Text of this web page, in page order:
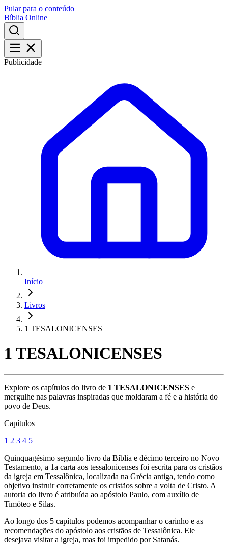
Pular para o conteúdo
Bíblia Online
Publicidade
Início
Livros
1 TESALONICENSES
1 TESALONICENSES
Explore os capítulos do livro de 1 TESALONICENSES e
mergulhe nas palavras inspiradas que moldaram a fé e a história do
povo de Deus.
Capítulos
1 2 3 4 5
Quinquagésimo segundo livro da Bíblia e décimo terceiro no Novo
Testamento, a 1a carta aos tessalonicenses foi escrita para os cristãos
da igreja em Tessalônica, localizada na Grécia antiga, tendo como
objetivo instruir corretamente os cristãos sobre a volta de Cristo. A
autoria do livro é atribuída ao apóstolo Paulo, com auxílio de
Timóteo e Silas.
Ao longo dos 5 capítulos podemos acompanhar o carinho e as
recomendações do apóstolo aos cristãos de Tessalônica. Ele
desejava visitar a igreja, mas foi impedido por Satanás.